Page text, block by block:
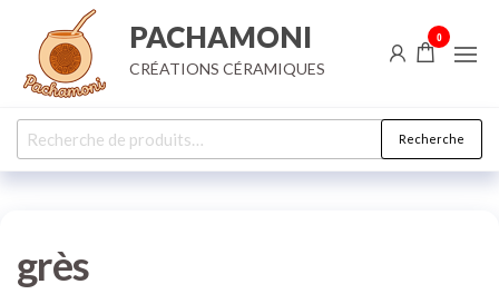
contenu
PACHAMONI
CRÉATIONS CÉRAMIQUES
0
Recherche
pour :
Recherche
grès